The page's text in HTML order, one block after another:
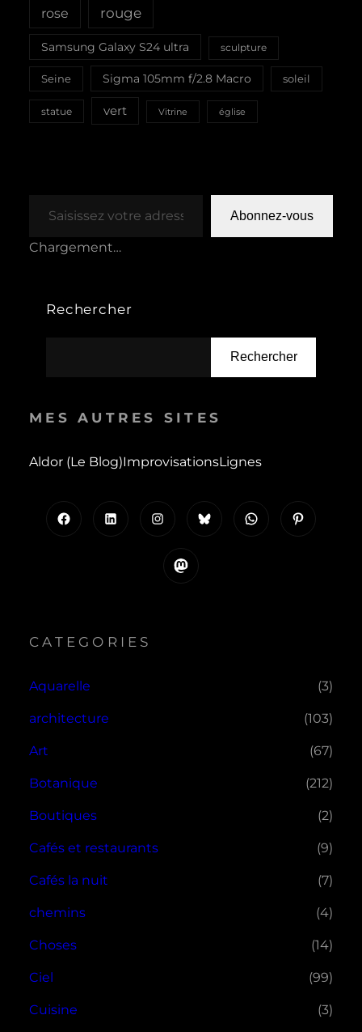
rose rouge
Samsung Galaxy S24 ultra sculpture
Seine Sigma 105mm f/2.8 Macro soleil
statue vert Vitrine église
Abonnez-vous
Chargement…
Rechercher
Rechercher
MES AUTRES SITES
Aldor (le Blog)ImprovisationsLignes
Instagram WhatsApp
Mastodon
CATEGORIES
Aquarelle (3)
architecture (103)
Art (67)
Botanique (212)
Boutiques (2)
Cafés et restaurants (9)
Cafés la nuit (7)
chemins (4)
Choses (14)
Ciel (99)
Cuisine (3)